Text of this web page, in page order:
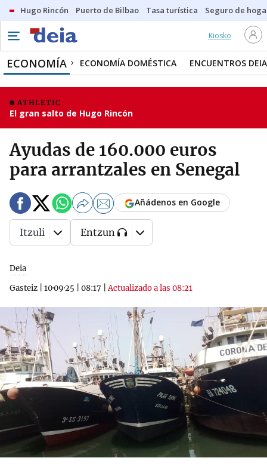
Hugo Rincón Puerto de Bilbao Tasa turística Seguro de
Kiosko
ECONOMÍA ECONOMÍA DOMÉSTICA ENCUENTROS DEIA
ATHLETIC
El gran salto de Hugo Rincón
Ayudas de 160.000 euros
para arrantzales en Senegal
Deia
Gasteiz
10·09·25 08:17 |Actualizado a las 08:21
Añádenos en Google
Itzuli Entzun